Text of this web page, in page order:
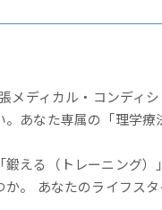
メディカル・コンディ
あなた専属の「理学療
鍛える（トレーニング
か。 あなたのライフス